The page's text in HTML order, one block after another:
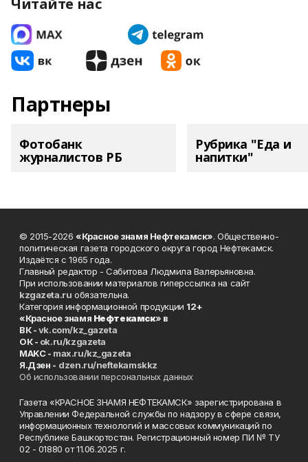
Читайте нас
Партнеры
Фотобанк
журналистов РБ
Рубрика "Еда и
напитки"
© 2015-2026 «Красное знамя Нефтекамск». Общественно-
политическая газета городского округа город Нефтекамск.
Издаётся с 1965 года.
Главный редактор - Сабитова Людмила Валерьяновна.
При использовании материалов гиперссылка на сайт
kzgazeta.ru обязательна.
Категория информационной продукции 12+
«Красное знамя Нефтекамск» в
ВК -vk.com/kz_gazeta
ОК - ok.ru/kzgazeta
MAKC - max.ru/kz_gazeta
Я.Дзен - dzen.ru/neftekamskkz
Об использовании персональных данных
Газета «КРАСНОЕ ЗНАМЯ НЕФТЕКАМСК» зарегистрирована в
Управлении Федеральной службы по надзору в сфере связи,
информационных технологий и массовых коммуникаций по
Республике Башкортостан. Регистрационный номер ПИ № ТУ
02 - 01880 от 11.06.2025 г.